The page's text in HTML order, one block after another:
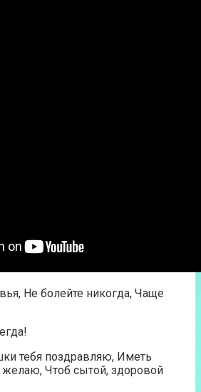
Не болейте никогда, Чаще
тебя поздравляю, Иметь
Чтоб сытой, здоровой